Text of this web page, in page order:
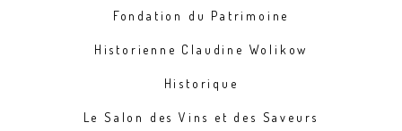
Fondation du Patrimoine
Historienne Claudine Wolikow
Historique
Le Salon des Vins et des Saveurs